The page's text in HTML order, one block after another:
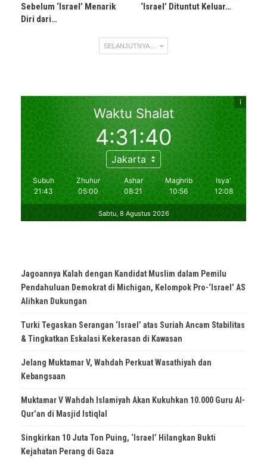
Sebelum ‘Israel’ Menarik
Diri dari…
‘Israel’ Dituntut Keluar…
SELANJUTNYA ...
Jagoannya Kalah dengan Kandidat Muslim dalam Pemilu
Pendahuluan Demokrat di Michigan, Kelompok Pro-‘Israel’ AS
Alihkan Dukungan
Turki Tegaskan Serangan ‘Israel’ atas Suriah Ancam Stabilitas
& Tingkatkan Eskalasi Kekerasan di Kawasan
Jelang Muktamar V, Wahdah Perkuat Wasathiyah dan
Kebangsaan
Muktamar V Wahdah Islamiyah Akan Kukuhkan 10.000 Guru Al-
Qur’an di Masjid Istiqlal
Singkirkan 10 Juta Ton Puing, ‘Israel’ Hilangkan Bukti
Kejahatan Perang di Gaza